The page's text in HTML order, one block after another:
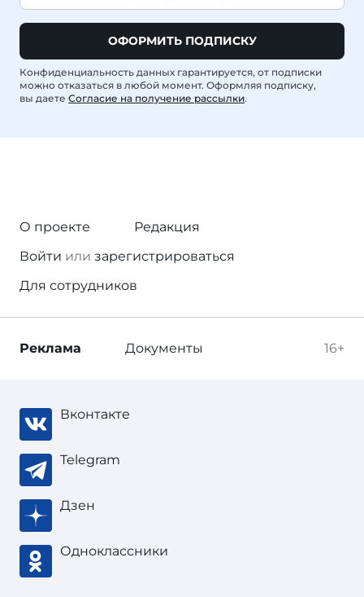
ОФОРМИТЬ ПОДПИСКУ
Конфиденциальность данных гарантируется, от подписки
можно отказаться в любой момент. Оформляя подписку,
вы даете Согласие на получение рассылки.
О проекте
Редакция
Войти или зарегистрироваться
Для сотрудников
16+
Реклама Документы
Вконтакте
Telegram
Дзен
Одноклассники